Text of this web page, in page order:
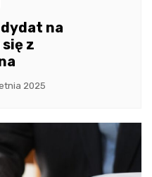
na
z
2025